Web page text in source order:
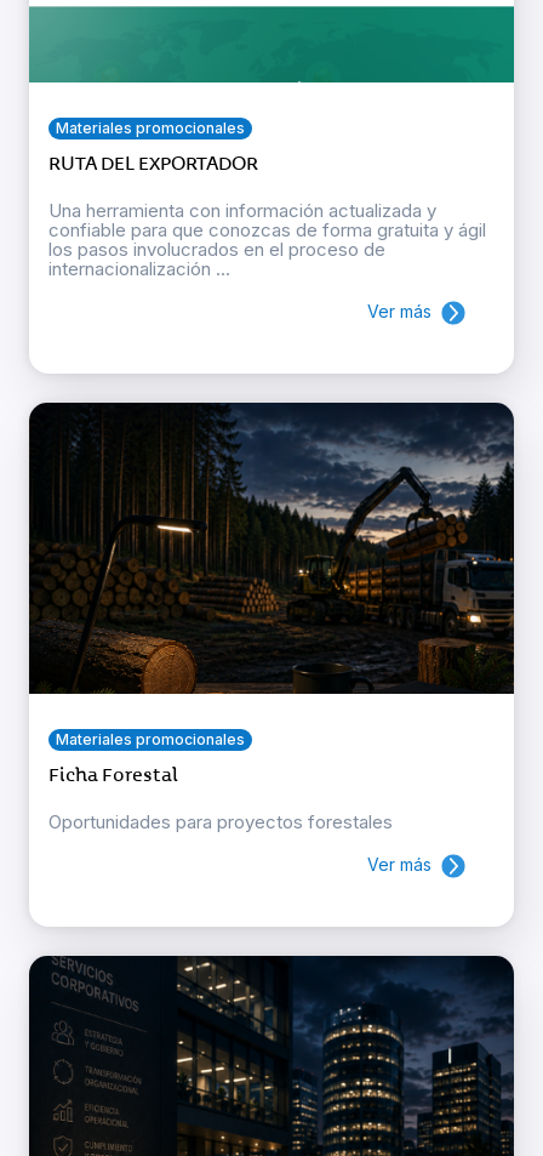
Materiales promocionales
RUTA DEL EXPORTADOR
Una herramienta con información actualizada y
confiable para que conozcas de forma gratuita y ágil
los pasos involucrados en el proceso de
internacionalización ...
Ver más
Materiales promocionales
Ficha Forestal
Oportunidades para proyectos forestales
Ver más